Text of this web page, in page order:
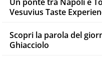
Vesuvius Taste
Scopri la parola del
Ghiacciolo